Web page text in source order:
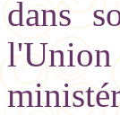
dans
l'Union